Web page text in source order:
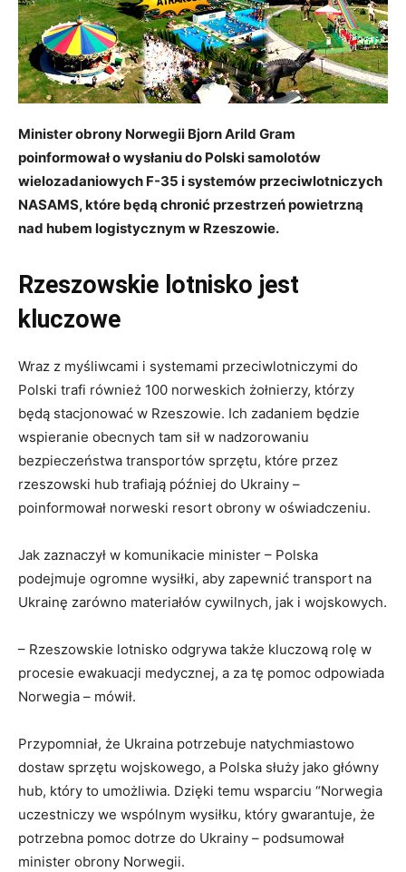
Minister obrony Norwegii Bjorn Arild Gram
poinformował o wysłaniu do Polski samolotów
wielozadaniowych F-35 i systemów przeciwlotniczych
NASAMS, które będą chronić przestrzeń powietrzną
nad hubem logistycznym w Rzeszowie.
Rzeszowskie lotnisko jest
kluczowe
Wraz z myśliwcami i systemami przeciwlotniczymi do
Polski trafi również 100 norweskich żołnierzy, którzy
będą stacjonować w Rzeszowie. Ich zadaniem będzie
wspieranie obecnych tam sił w nadzorowaniu
bezpieczeństwa transportów sprzętu, które przez
rzeszowski hub trafiają później do Ukrainy –
poinformował norweski resort obrony w oświadczeniu.
Jak zaznaczył w komunikacie minister – Polska
podejmuje ogromne wysiłki, aby zapewnić transport na
Ukrainę zarówno materiałów cywilnych, jak i wojskowych.
– Rzeszowskie lotnisko odgrywa także kluczową rolę w
procesie ewakuacji medycznej, a za tę pomoc odpowiada
Norwegia – mówił.
Przypomniał, że Ukraina potrzebuje natychmiastowo
dostaw sprzętu wojskowego, a Polska służy jako główny
hub, który to umożliwia. Dzięki temu wsparciu “Norwegia
uczestniczy we wspólnym wysiłku, który gwarantuje, że
potrzebna pomoc dotrze do Ukrainy – podsumował
minister obrony Norwegii.